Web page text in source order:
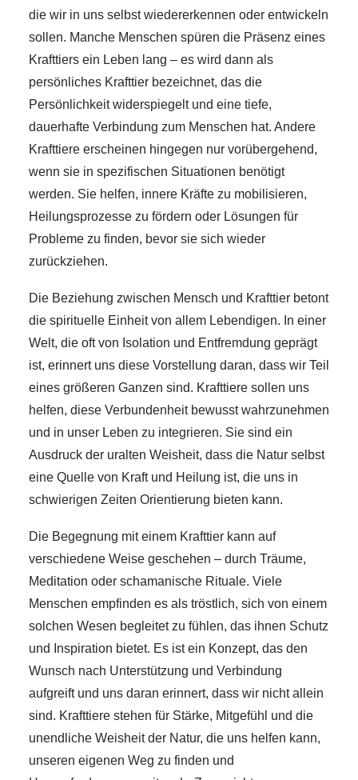
die wir in uns selbst wiedererkennen oder entwickeln
sollen. Manche Menschen spüren die Präsenz eines
Krafttiers ein Leben lang – es wird dann als
persönliches Krafttier bezeichnet, das die
Persönlichkeit widerspiegelt und eine tiefe,
dauerhafte Verbindung zum Menschen hat. Andere
Krafttiere erscheinen hingegen nur vorübergehend,
wenn sie in spezifischen Situationen benötigt
werden. Sie helfen, innere Kräfte zu mobilisieren,
Heilungsprozesse zu fördern oder Lösungen für
Probleme zu finden, bevor sie sich wieder
zurückziehen.
Die Beziehung zwischen Mensch und Krafttier betont
die spirituelle Einheit von allem Lebendigen. In einer
Welt, die oft von Isolation und Entfremdung geprägt
ist, erinnert uns diese Vorstellung daran, dass wir Teil
eines größeren Ganzen sind. Krafttiere sollen uns
helfen, diese Verbundenheit bewusst wahrzunehmen
und in unser Leben zu integrieren. Sie sind ein
Ausdruck der uralten Weisheit, dass die Natur selbst
eine Quelle von Kraft und Heilung ist, die uns in
schwierigen Zeiten Orientierung bieten kann.
Die Begegnung mit einem Krafttier kann auf
verschiedene Weise geschehen – durch Träume,
Meditation oder schamanische Rituale. Viele
Menschen empfinden es als tröstlich, sich von einem
solchen Wesen begleitet zu fühlen, das ihnen Schutz
und Inspiration bietet. Es ist ein Konzept, das den
Wunsch nach Unterstützung und Verbindung
aufgreift und uns daran erinnert, dass wir nicht allein
sind. Krafttiere stehen für Stärke, Mitgefühl und die
unendliche Weisheit der Natur, die uns helfen kann,
unseren eigenen Weg zu finden und